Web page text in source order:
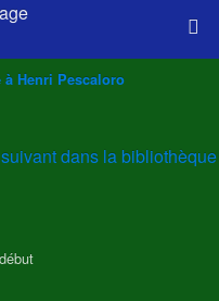
à Henri Pescaloro
suivant dans la bibliothèque